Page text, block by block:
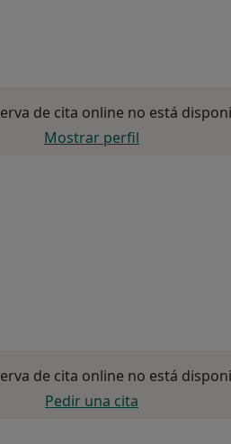
de cita online no está
Mostrar perfil
de cita online no está
Pedir una cita